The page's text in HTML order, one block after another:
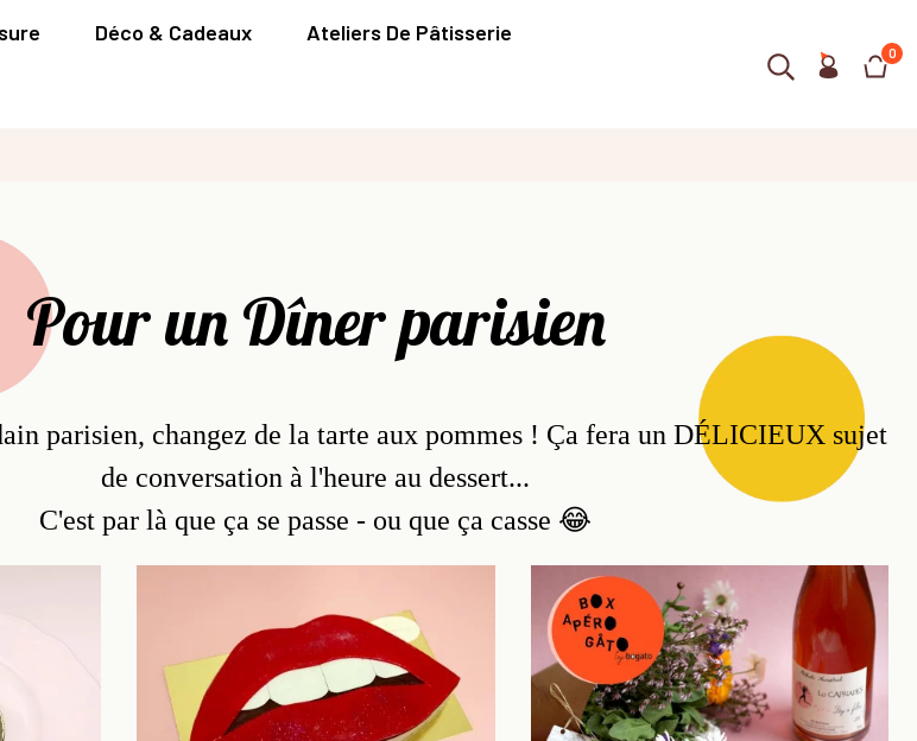
Déco & Cadeaux Ateliers De Pâtisserie
0
Pour un Dîner parisien
parisien, changez de la tarte aux pommes ! Ça fera un DÉLICIEUX sujet
de conversation à l'heure au dessert...
C'est par là que ça se passe - ou que ça casse 😂